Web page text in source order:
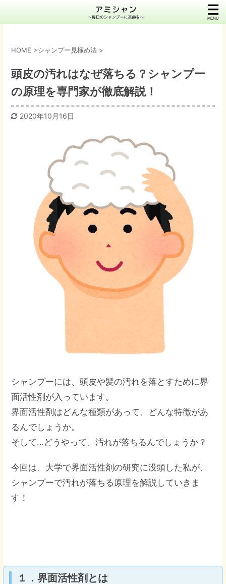
HOME >シャンプー見極め法 >
頭皮の汚れはなぜ落ちる？シャンプー
の原理を専門家が徹底解説！
2020年10月16日
シャンプーには、頭皮や髪の汚れを落とすために界
面活性剤が入っています。
界面活性剤はどんな種類があって、どんな特徴があ
るんでしょうか。
そして…どうやって、汚れが落ちるんでしょうか？
今回は、大学で界面活性剤の研究に没頭した私が、
シャンプーで汚れが落ちる原理を解説していきま
す！
１．界面活性剤とは